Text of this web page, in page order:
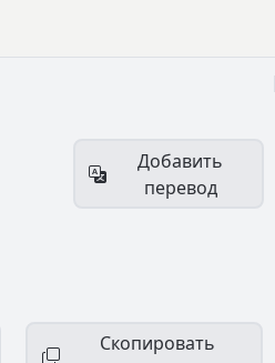
Добавить
перевод
Скопировать